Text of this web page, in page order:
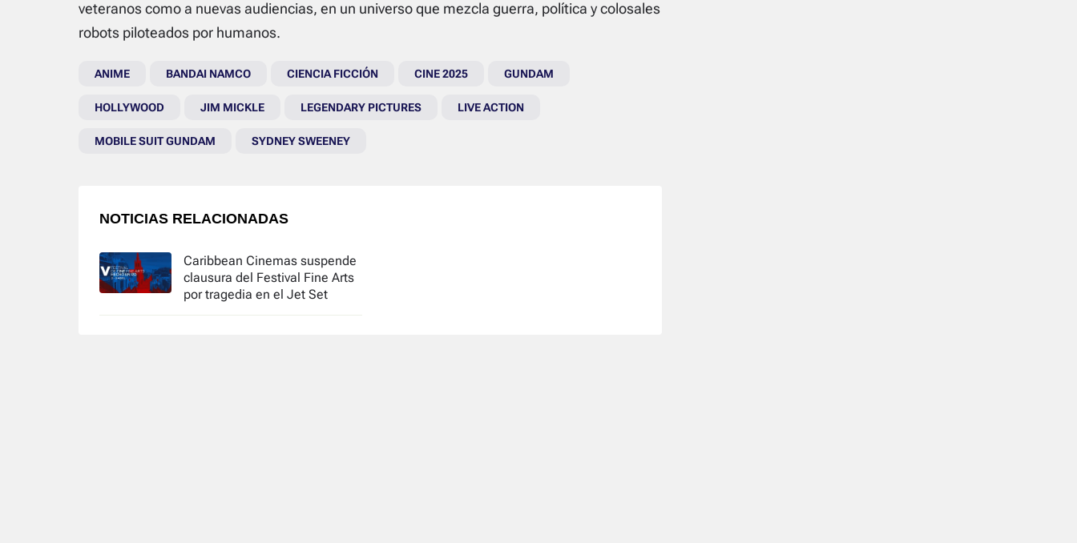
veteranos como a nuevas audiencias, en un universo que mezcla guerra, política y colosales
robots piloteados por humanos.
ANIME BANDAI NAMCO CIENCIA FICCIÓN CINE 2025 GUNDAM
HOLLYWOOD JIM MICKLE LEGENDARY PICTURES LIVE ACTION
MOBILE SUIT GUNDAM SYDNEY SWEENEY
NOTICIAS RELACIONADAS
Caribbean Cinemas suspende
clausura del Festival Fine Arts
por tragedia en el Jet Set